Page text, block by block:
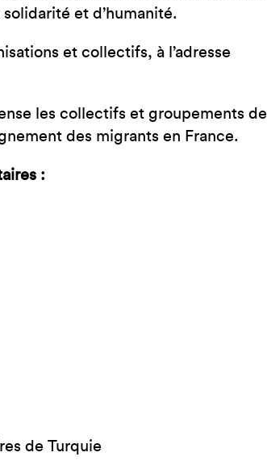
et d’humanité.
et collectifs, à l’adresse
les collectifs et groupements de
des migrants en France.
:
de Turquie